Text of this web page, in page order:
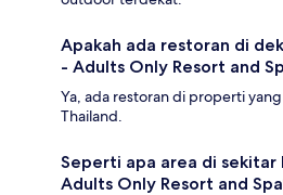
Apakah ada restoran di
- Adults Only Resort and
Ya, ada restoran di properti
Thailand.
Seperti apa area di sekitar
Adults Only Resort and